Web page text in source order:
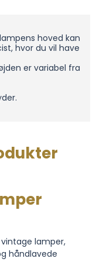
hoved kan
hvor du vil have
er variabel fra
lamper,
håndlavede